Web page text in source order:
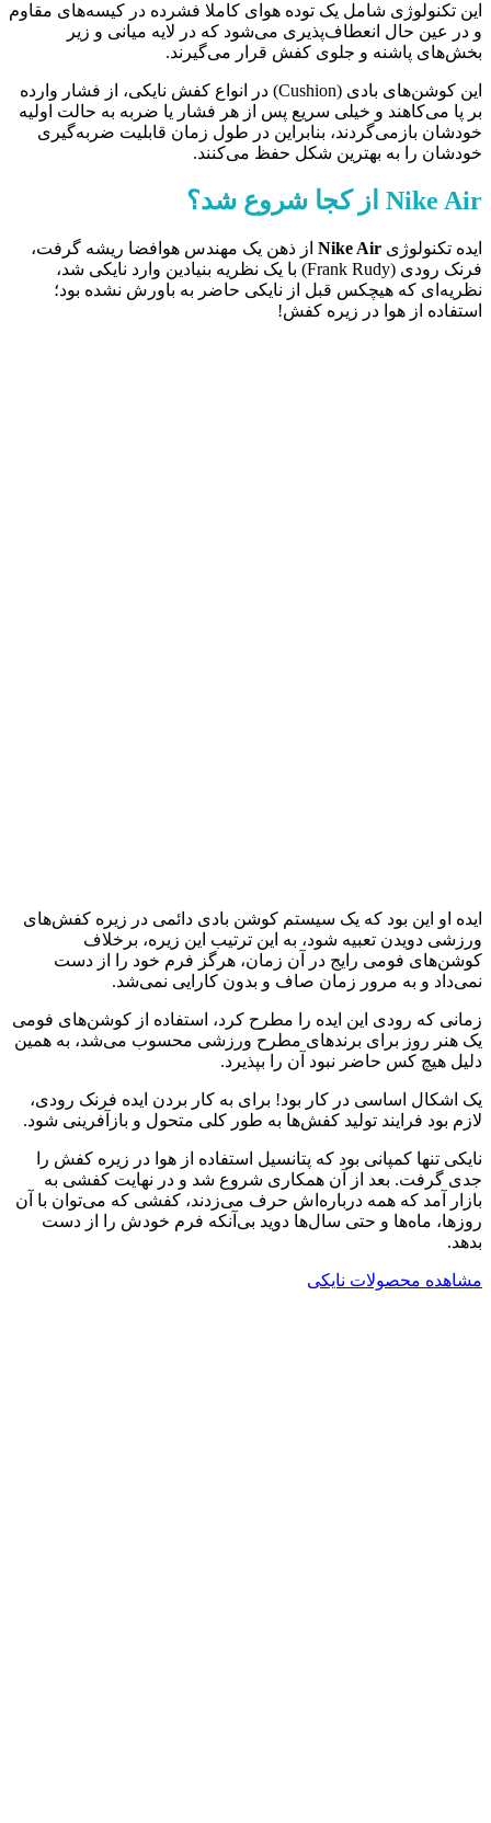
این تکنولوژی شامل یک توده هوای کاملا فشرده در کیسه‌های مقاوم
و در عین حال انعطاف‌پذیری می‌شود که در لایه میانی و زیر
بخش‌های پاشنه و جلوی کفش قرار می‌گیرند.
این کوشن‌های بادی (Cushion) در انواع کفش نایکی، از فشار وارده
بر پا می‌کاهند و خیلی سریع پس از هر فشار یا ضربه به حالت اولیه
خودشان بازمی‌گردند، بنابراین در طول زمان قابلیت ضربه‌گیری
خودشان را به بهترین شکل حفظ می‌کنند.
Nike Air از کجا شروع شد؟
ایده تکنولوژی Nike Air از ذهن یک مهندس هوافضا ریشه گرفت،
فرنک رودی (Frank Rudy) با یک نظریه بنیادین وارد نایکی شد،
نظریه‌ای که هیچکس قبل از نایکی حاضر به باورش نشده بود؛
استفاده از هوا در زیره کفش!
ایده او این بود که یک سیستم کوشن بادی دائمی در زیره کفش‌های
ورزشی دویدن تعبیه شود، به این ترتیب این زیره، برخلاف
کوشن‌های فومی رایج در آن زمان، هرگز فرم خود را از دست
نمی‌داد و به مرور زمان صاف و بدون کارایی نمی‌شد.
زمانی که رودی این ایده را مطرح کرد، استفاده از کوشن‌های فومی
یک هنر روز برای برندهای مطرح ورزشی محسوب می‌شد، به همین
دلیل هیچ کس حاضر نبود آن را بپذیرد.
یک اشکال اساسی در کار بود! برای به کار بردن ایده فرنک رودی،
لازم بود فرایند تولید کفش‌ها به طور کلی متحول و بازآفرینی شود.
نایکی تنها کمپانی بود که پتانسیل استفاده از هوا در زیره کفش را
جدی گرفت. بعد از آن همکاری شروع شد و در نهایت کفشی به
بازار آمد که همه درباره‌اش حرف می‌زدند، کفشی که می‌توان با آن
روزها، ماه‌ها و حتی سال‌ها دوید بی‌آنکه فرم خودش را از دست
بدهد.
مشاهده محصولات نایکی